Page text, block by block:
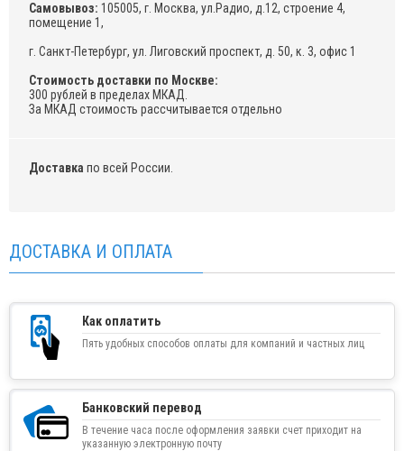
Самовывоз: 105005, г. Москва, ул.Радио, д.12, строение 4,
помещение 1,
г. Санкт-Петербург, ул. Лиговский проспект, д. 50, к. 3, офис 1
Стоимость доставки по Москве:
300 рублей в пределах МКАД.
За МКАД стоимость рассчитывается отдельно
Доставка по всей России.
ДОСТАВКА И ОПЛАТА
Как оплатить
Пять удобных способов оплаты для компаний и частных лиц
Банковский перевод
В течение часа после оформления заявки счет приходит на
указанную электронную почту